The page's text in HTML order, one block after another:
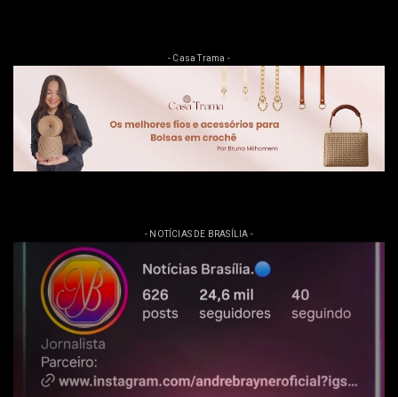
- Casa Trama -
- NOTÍCIAS DE BRASÍLIA -